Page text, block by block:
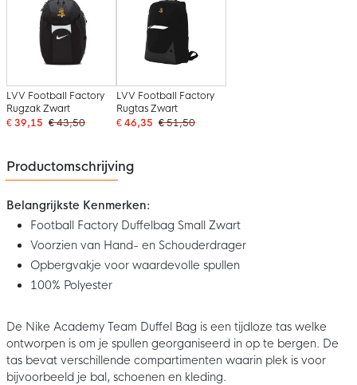
LVV Football Factory
Rugzak Zwart
€ 39,15 € 43,50
LVV Football Factory
Rugtas Zwart
€ 46,35 € 51,50
Productomschrijving
Belangrijkste Kenmerken:
Football Factory Duffelbag Small Zwart
Voorzien van Hand- en Schouderdrager
Opbergvakje voor waardevolle spullen
100% Polyester
De Nike Academy Team Duffel Bag is een tijdloze tas welke
ontworpen is om je spullen georganiseerd in op te bergen. De
tas bevat verschillende compartimenten waarin plek is voor
bijvoorbeeld je bal, schoenen en kleding.